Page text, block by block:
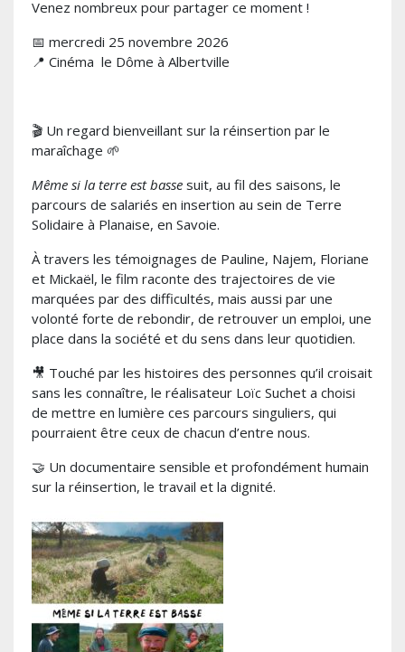
Venez nombreux pour partager ce moment !
📅 mercredi 25 novembre 2026
📍 Cinéma le Dôme à Albertville
🎬 Un regard bienveillant sur la réinsertion par le
maraîchage 🌱
Même si la terre est basse suit, au fil des saisons, le
parcours de salariés en insertion au sein de Terre
Solidaire à Planaise, en Savoie.
À travers les témoignages de Pauline, Najem, Floriane
et Mickaël, le film raconte des trajectoires de vie
marquées par des difficultés, mais aussi par une
volonté forte de rebondir, de retrouver un emploi, une
place dans la société et du sens dans leur quotidien.
🎥 Touché par les histoires des personnes qu’il croisait
sans les connaître, le réalisateur Loïc Suchet a choisi
de mettre en lumière ces parcours singuliers, qui
pourraient être ceux de chacun d’entre nous.
🤝 Un documentaire sensible et profondément humain
sur la réinsertion, le travail et la dignité.